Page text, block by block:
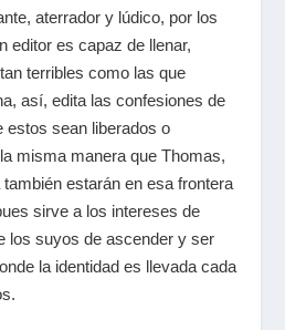
aterrador y lúdico, por los
editor es capaz de llenar,
terribles como las que
así, edita las confesiones de
estos sean liberados o
misma manera que Thomas,
estarán en esa frontera
sirve a los intereses de
los suyos de ascender y ser
la identidad es llevada cada